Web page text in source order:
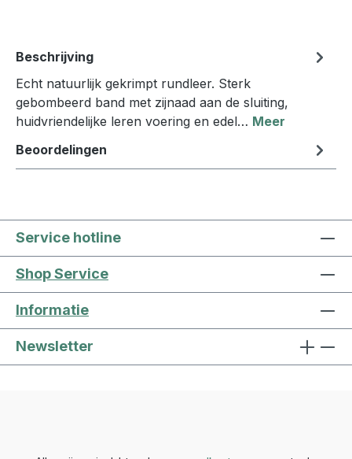
Beschrijving
Echt natuurlijk gekrimpt rundleer. Sterk
gebombeerd band met zijnaad aan de sluiting,
huidvriendelijke leren voering en edel… Meer
Beoordelingen
Service hotline
Shop Service
Informatie
Newsletter